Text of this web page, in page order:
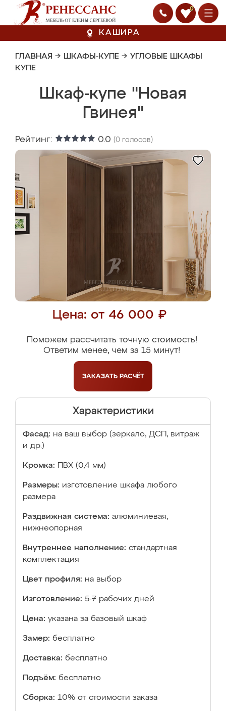
0
КАШИРА
ГЛАВНАЯ → ШКАФЫ-КУПЕ → УГЛОВЫЕ ШКАФЫ
КУПЕ
Шкаф-купе "Новая
Гвинея"
Рейтинг: 0.0 (0 голосов)
Цена: от 46 000 ₽
Поможем рассчитать точную стоимость!
Ответим менее, чем за 15 минут!
ЗАКАЗАТЬ РАСЧЁТ
Характеристики
Фасад: на ваш выбор (зеркало, ДСП, витраж
и др.)
Кромка: ПВХ (0,4 мм)
Размеры: изготовление шкафа любого
размера
Раздвижная система: алюминиевая,
нижнеопорная
Внутреннее наполнение: стандартная
комплектация
Цвет профиля: на выбор
Изготовление: 5-7 рабочих дней
Цена: указана за базовый шкаф
Замер: бесплатно
Доставка: бесплатно
Подъём: бесплатно
Сборка: 10% от стоимости заказа